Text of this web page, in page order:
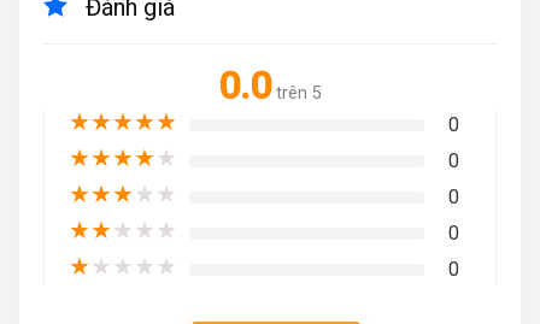
Đánh giá
0.0 trên 5
★★★★★ 0
★★★★★ 0
★★★★★ 0
★★★★★ 0
★★★★★ 0